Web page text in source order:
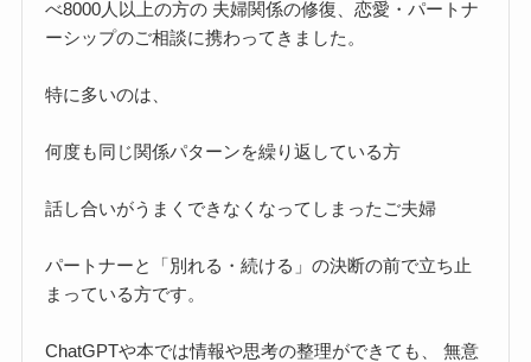
べ8000人以上の方の 夫婦関係の修復、恋愛・パートナ
ーシップのご相談に携わってきました。
特に多いのは、
何度も同じ関係パターンを繰り返している方
話し合いがうまくできなくなってしまったご夫婦
パートナーと「別れる・続ける」の決断の前で立ち止
まっている方です。
ChatGPTや本では情報や思考の整理ができても、 無意